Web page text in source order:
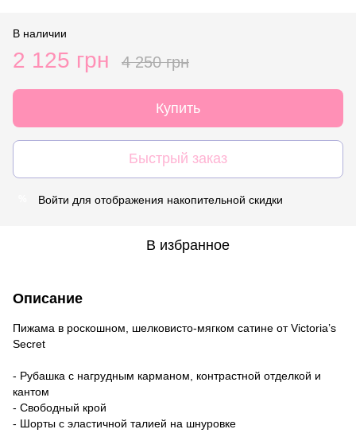
В наличии
2 125 грн 4 250 грн
Купить
Быстрый заказ
Войти для отображения накопительной скидки
В избранное
Описание
Пижама в роскошном, шелковисто-мягком сатине от Victoria’s
Secret
- Рубашка с нагрудным карманом, контрастной отделкой и
кантом
- Свободный крой
- Шорты с эластичной талией на шнуровке